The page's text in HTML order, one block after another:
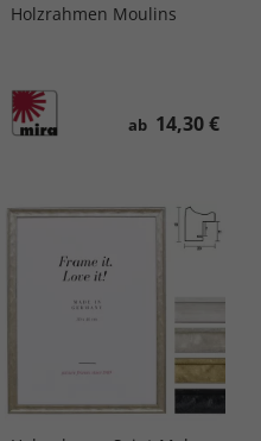
Holzrahmen Moulins
ab 14,30 €